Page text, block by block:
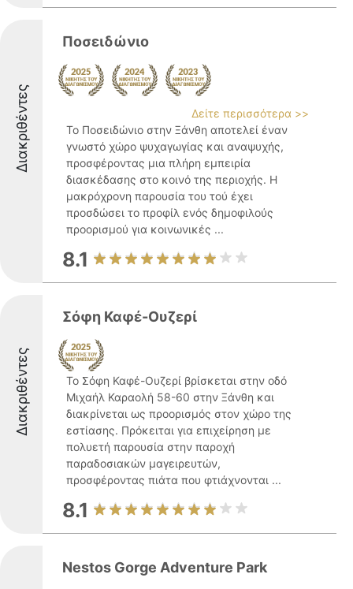
Διακριθέντες
Ποσειδώνιο
Δείτε περισσότερα >>
Το Ποσειδώνιο στην Ξάνθη αποτελεί έναν
γνωστό χώρο ψυχαγωγίας και αναψυχής,
προσφέροντας μια πλήρη εμπειρία
διασκέδασης στο κοινό της περιοχής. Η
μακρόχρονη παρουσία του τού έχει
προσδώσει το προφίλ ενός δημοφιλούς
προορισμού για κοινωνικές ...
8.1
Διακριθέντες
Σόφη Καφέ-Ουζερί
Το Σόφη Καφέ-Ουζερί βρίσκεται στην οδό
Μιχαήλ Καραολή 58-60 στην Ξάνθη και
διακρίνεται ως προορισμός στον χώρο της
εστίασης. Πρόκειται για επιχείρηση με
πολυετή παρουσία στην παροχή
παραδοσιακών μαγειρευτών,
προσφέροντας πιάτα που φτιάχνονται ...
8.1
Nestos Gorge Adventure Park